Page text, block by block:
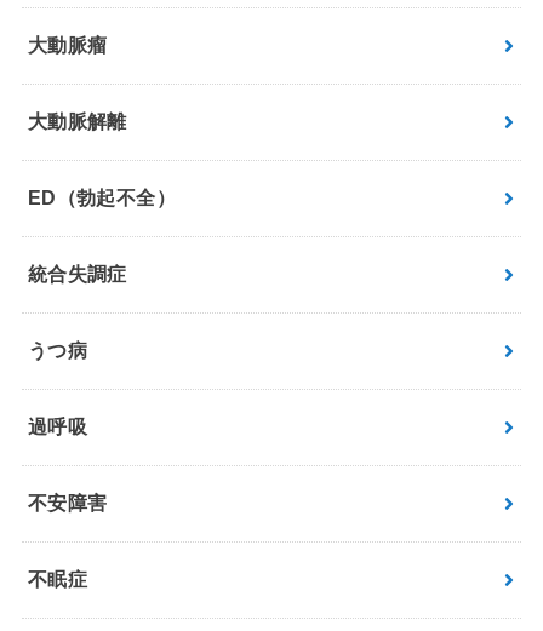
大動脈瘤
大動脈解離
ED（勃起不全）
統合失調症
うつ病
過呼吸
不安障害
不眠症